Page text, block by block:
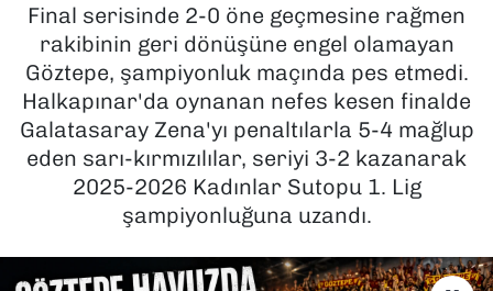
Final serisinde 2-0 öne geçmesine rağmen
rakibinin geri dönüşüne engel olamayan
Göztepe, şampiyonluk maçında pes etmedi.
Halkapınar'da oynanan nefes kesen finalde
Galatasaray Zena'yı penaltılarla 5-4 mağlup
eden sarı-kırmızılılar, seriyi 3-2 kazanarak
2025-2026 Kadınlar Sutopu 1. Lig
şampiyonluğuna uzandı.
MAGAZİN
POLİTİKA
SAĞLIK
SPOR
Haber Arşivi